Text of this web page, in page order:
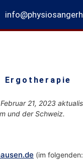
Ergotherapie
21, 2023
und der Schweiz.
(im